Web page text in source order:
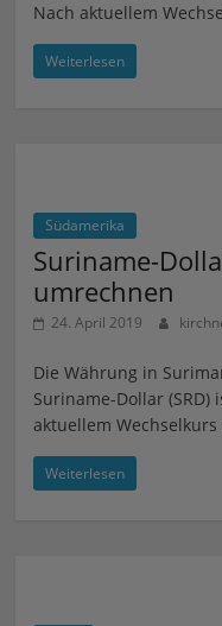
Nach aktuellem
Weiterlesen
Südamerika
Suriname-
umrechnen
24. April 2019
Die Währung in
Suriname-Dollar
aktuellem
Weiterlesen